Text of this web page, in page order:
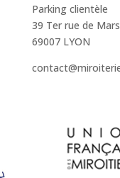
Parking clientèle
39 Ter rue de
69007 LYON